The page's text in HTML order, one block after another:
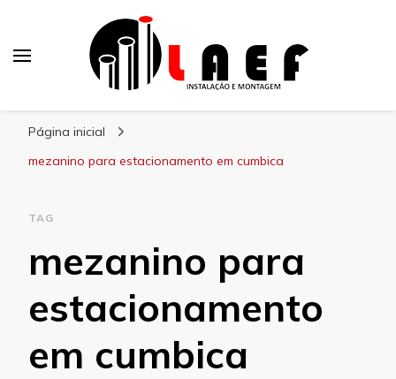
Página inicial
mezanino para estacionamento em cumbica
TAG
mezanino para
estacionamento
em cumbica